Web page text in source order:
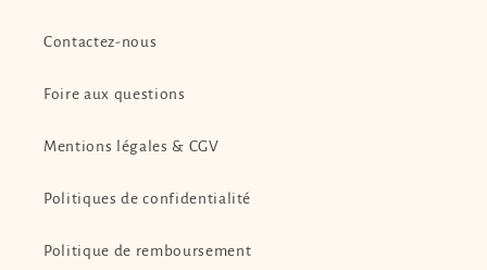
Contactez-nous
Foire aux questions
Mentions légales & CGV
Politiques de confidentialité
Politique de remboursement